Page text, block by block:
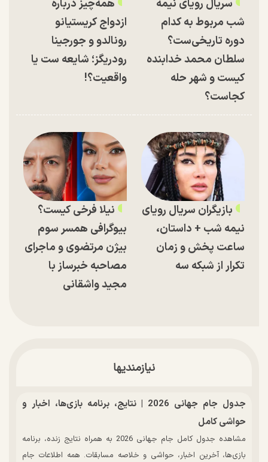
سریال رویای نیمه
شب مربوط به کدام
دوره تاریخی‌ست؟
سلطان محمد خدابنده
کیست و شهر حله
کجاست؟
همه‌چیز درباره
ازدواج کریستیانو
رونالدو و جورجینا
رودریگز؛ شایعه ست یا
واقعیت؟!
بازیگران سریال رویای
نیمه شب + داستان،
ساعت پخش و زمان
تکرار از شبکه سه
نیلا فرخی کیست؟
بیوگرافی همسر سوم
بیژن مرتضوی و ماجرای
مصاحبه خبرساز با
مجید واشقانی
نیازمندیها
جدول جام جهانی 2026 | نتایج، برنامه بازی‌ها، اخبار و
حواشی کامل
مشاهده جدول کامل جام جهانی 2026 به همراه نتایج زنده، برنامه
بازی‌ها، آخرین اخبار، حواشی و خلاصه مسابقات. همه اطلاعات جام